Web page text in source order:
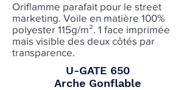
Oriflamme parafait pour le street
marketing. Voile en matière 100%
polyester 115g/m². 1 face imprimée
mais visible des deux côtés par
transparence.
U-GATE 650
Arche Gonflable